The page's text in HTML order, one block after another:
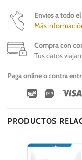
Envíos a todo
Más
Compra con
Tus datos
Paga online o contra
Wirecard
Vipps
PRODUCTOS